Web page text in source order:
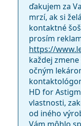
ďakujem za
mrzí, ak si
kontaktné
prosím
https://
každej
očným
HD for
vlastnosti,
od iného